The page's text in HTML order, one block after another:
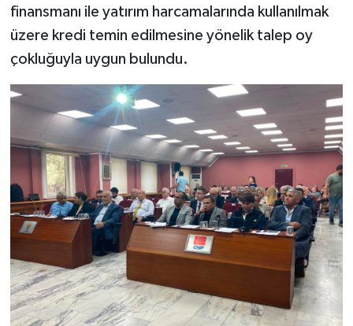
finansmanı ile yatırım harcamalarında kullanılmak
üzere kredi temin edilmesine yönelik talep oy
çokluğuyla uygun bulundu.